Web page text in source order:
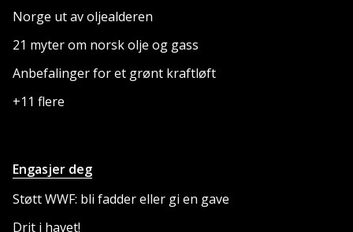
Norge ut av oljealderen
21 myter om norsk olje og gass
Anbefalinger for et grønt kraftløft
+11 flere
Engasjer deg
Støtt WWF: bli fadder eller gi en gave
Drit i havet!